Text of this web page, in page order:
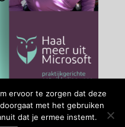
ervoor te zorgen dat deze
met het gebruiken
dat je ermee instemt.